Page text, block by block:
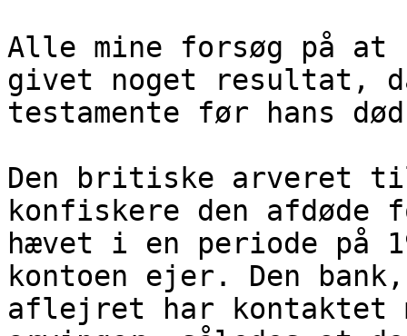
Alle mine forsøg på at
givet noget resultat,
testamente før hans
Den britiske arveret
konfiskere den afdøde
hævet i en periode på
kontoen ejer. Den
aflejret har kontaktet